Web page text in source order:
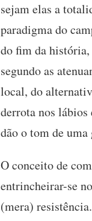
sejam elas a
paradigma do
do fim da história,
segundo as
local, do
derrota nos lábios
dão o tom de
O conceito de
entrincheirar-se
(mera)